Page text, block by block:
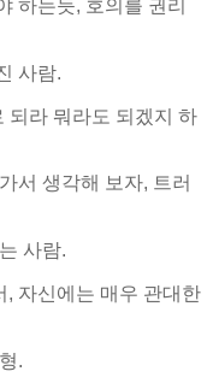
하는듯, 호의를 권리
사람.
되라 뭐라도 되겠지 하
서 생각해 보자, 트러
사람.
, 자신에는 매우 관대한
.